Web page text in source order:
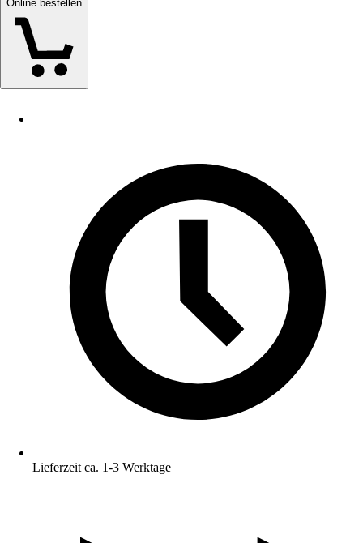
Online bestellen
Lieferzeit ca. 1-3 Werktage